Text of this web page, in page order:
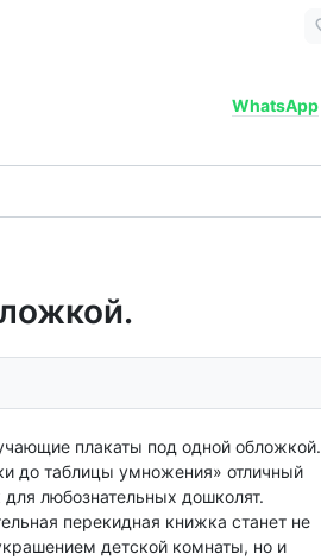
WhatsApp
плакаты под одной обложкой.
до таблицы умножения» отличный
для любознательных дошколят.
перекидная книжка станет не
детской комнаты, но и